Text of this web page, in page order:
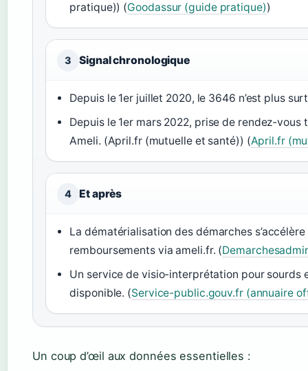
pratique)) (Goodassur (guide pratique))
3 Signal chronologique
Depuis le 1er juillet 2020, le 3646 n’est plus
Depuis le 1er mars 2022, prise de rendez-
Ameli. (April.fr (mutuelle et santé)) (April.fr
4 Et après
La dématérialisation des démarches
remboursements via ameli.fr. (
Un service de visio-interprétation pour sourds
disponible. (Service-public.gouv.fr (annuaire
Un coup d’œil aux données essentielles :